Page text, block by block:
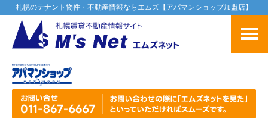
札幌のテナント物件・不動産情報ならエムズ【アパマンショップ加盟店】